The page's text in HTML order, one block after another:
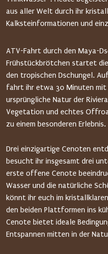
aus aller Welt durch ihr
Kalksteinformationen und
ATV-Fahrt durch den Maya-
Frühstückbrötchen startet
den tropischen Dschungel.
fahrt ihr etwa 30 Minuten mit
ursprüngliche Natur der
Vegetation und echtes
zu einem besonderen Erlebnis.
Drei einzigartige Cenoten
besucht ihr insgesamt drei
erste offene Cenote
Wasser und die natürliche
könnt ihr euch im
den beiden Plattformen ins
Cenote bietet ideale
Entspannen mitten in der